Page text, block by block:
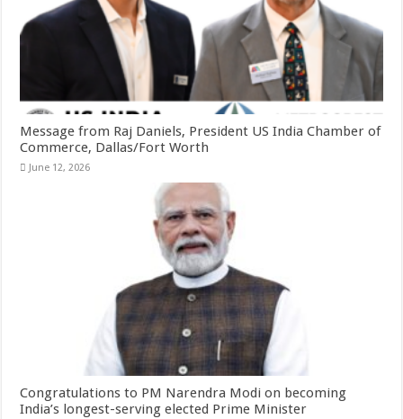
Message from Raj Daniels, President US India Chamber of
Commerce, Dallas/Fort Worth
June 12, 2026
Congratulations to PM Narendra Modi on becoming
India’s longest-serving elected Prime Minister